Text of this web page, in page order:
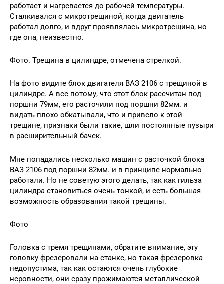
работает и нагревается до рабочей температуры.
Сталкивался с микротрещиной, когда двигатель
работал долго, и вдруг проявлялась микротрещина, но
где она, неизвестно.
Фото. Трещина в цилиндре, отмечена стрелкой.
На фото видите блок двигателя ВАЗ 2106 с трещиной в
цилиндре. А все потому, что этот блок рассчитан под
поршни 79мм, его расточили под поршни 82мм. и
видать плохо обкатывали, что и привело к этой
трещине, признаки были такие, шли постоянные пузыри
в расширительный бачек.
Мне попадались несколько машин с расточкой блока
ВАЗ 2106 под поршни 82мм. и в принципе нормально
работали. Но не советую этого делать, так как гильза
цилиндра становиться очень тонкой, и есть большая
возможность образования такой трещины.
Фото
Головка с тремя трещинами, обратите внимание, эту
головку фрезеровали на станке, но такая фрезеровка
недопустима, так как остаются очень глубокие
неровности, они сразу прожимаются металлической